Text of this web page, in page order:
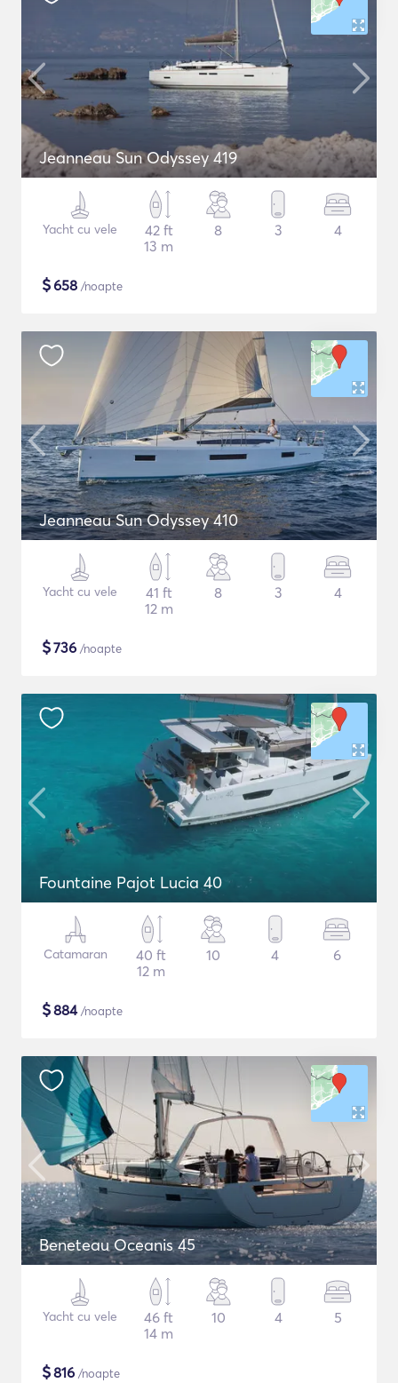
Jeanneau Sun Odyssey 419
Yacht cu vele
42 ft
13 m
8 3 4
$658 /noapte
Jeanneau Sun Odyssey 410
Yacht cu vele
41 ft
12 m
8 3 4
$736 /noapte
Fountaine Pajot Lucia 40
Catamaran
40 ft
12 m
10 4 6
$884/noapte
Beneteau Oceanis 45
Yacht cu vele
46 ft
14 m
10 4 5
$816 /noapte